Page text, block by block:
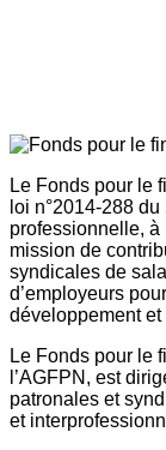
Le Fonds pour le
loi n°2014-288
professionnelle, à
mission de
syndicales de
d’employeurs
développement et
Le Fonds pour le
l’AGFPN, est
patronales et
et